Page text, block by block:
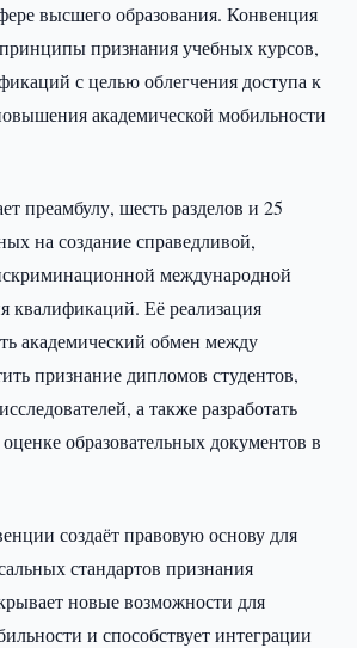
высшего образования. Конвенция
признания учебных курсов,
с целью облегчения доступа к
академической мобильности
преамбулу, шесть разделов и 25
на создание справедливой,
международной
квалификаций. Её реализация
академический обмен между
признание дипломов студентов,
а также разработать
образовательных документов в
создаёт правовую основу для
стандартов признания
новые возможности для
и способствует интеграции